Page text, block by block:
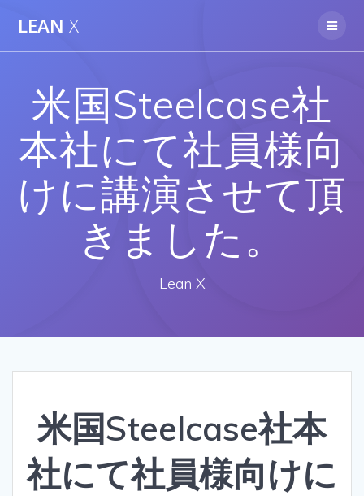
LEAN X
米国Steelcase社
本社にて社員様向
けに講演させて頂
きました。
Lean X
米国Steelcase社本
社にて社員様向けに